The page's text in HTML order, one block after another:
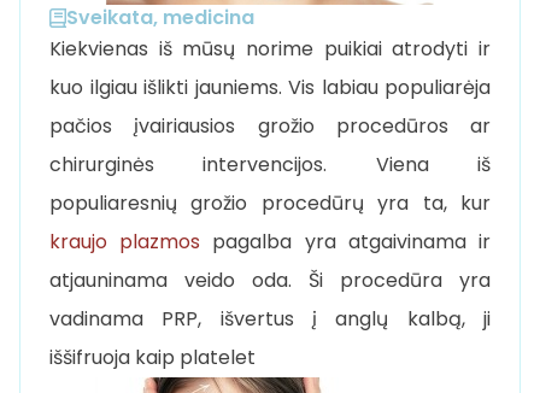
Sveikata, medicina
Kiekvienas iš mūsų norime puikiai atrodyti ir
kuo ilgiau išlikti jauniems. Vis labiau populiarėja
pačios įvairiausios grožio procedūros ar
chirurginės intervencijos. Viena iš
populiaresnių grožio procedūrų yra ta, kur
kraujo plazmos pagalba yra atgaivinama ir
atjauninama veido oda. Ši procedūra yra
vadinama PRP, išvertus į anglų kalbą, ji
iššifruoja kaip platelet